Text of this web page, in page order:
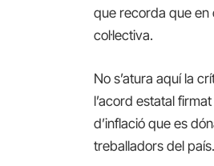
que recorda que en
col·lectiva.
No s’atura aquí la
l’acord estatal
d’inflació que es
treballadors del país.